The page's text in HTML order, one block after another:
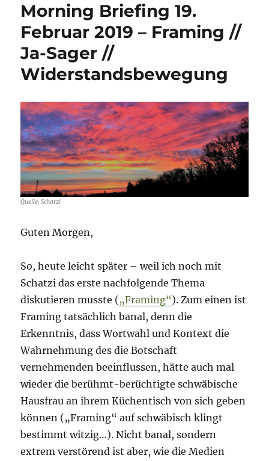
28.
Februar
2019
I
II
//
Upload-
Filter
Morning Briefing 19.
Februar 2019 – Framing //
Ja-Sager //
Widerstandsbewegung
Quelle: Schatzi
Guten Morgen,
So, heute leicht später – weil ich noch mit
Schatzi das erste nachfolgende Thema
diskutieren musste („Framing“). Zum einen ist
Framing tatsächlich banal, denn die
Erkenntnis, dass Wortwahl und Kontext die
Wahrnehmung des die Botschaft
vernehmenden beeinflussen, hätte auch mal
wieder die berühmt-berüchtigte schwäbische
Hausfrau an ihrem Küchentisch von sich geben
können („Framing“ auf schwäbisch klingt
bestimmt witzig…). Nicht banal, sondern
extrem verstörend ist aber, wie die Medien